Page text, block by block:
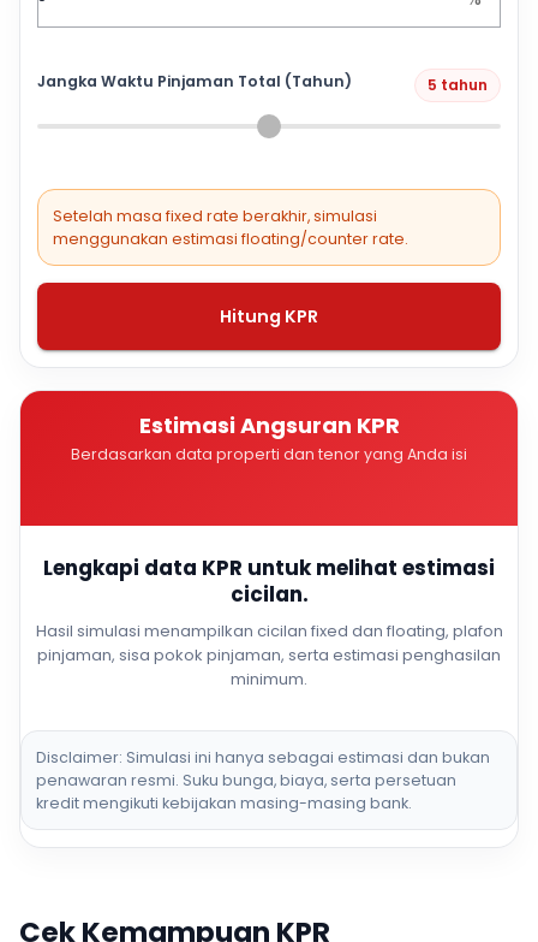
Jangka Waktu Pinjaman Total (Tahun) 5 tahun
Setelah masa fixed rate berakhir, simulasi
menggunakan estimasi floating/counter rate.
Hitung KPR
Estimasi Angsuran KPR
Berdasarkan data properti dan tenor yang Anda isi
Lengkapi data KPR untuk melihat estimasi
cicilan.
Hasil simulasi menampilkan cicilan fixed dan floating, plafon
pinjaman, sisa pokok pinjaman, serta estimasi penghasilan
minimum.
Disclaimer: Simulasi ini hanya sebagai estimasi dan bukan
penawaran resmi. Suku bunga, biaya, serta persetuan
kredit mengikuti kebijakan masing-masing bank.
Cek Kemampuan KPR